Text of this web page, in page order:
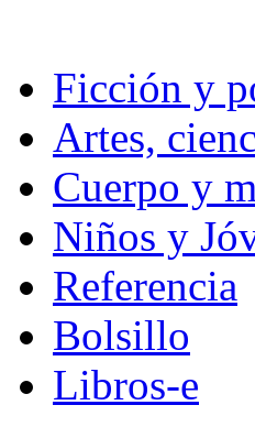
Ficción y
Artes,
Cuerpo y
Niños y
Referencia
Bolsillo
Libros-e